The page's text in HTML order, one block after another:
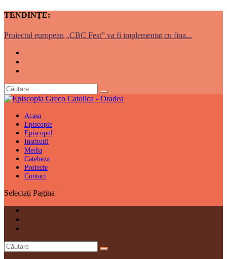
TENDINȚE:
Proiectul european „CBC Fest” va fi implementat cu fina...
Acasa
Episcopie
Episcopul
Institutii
Media
Cateheza
Proiecte
Contact
Selectați Pagina